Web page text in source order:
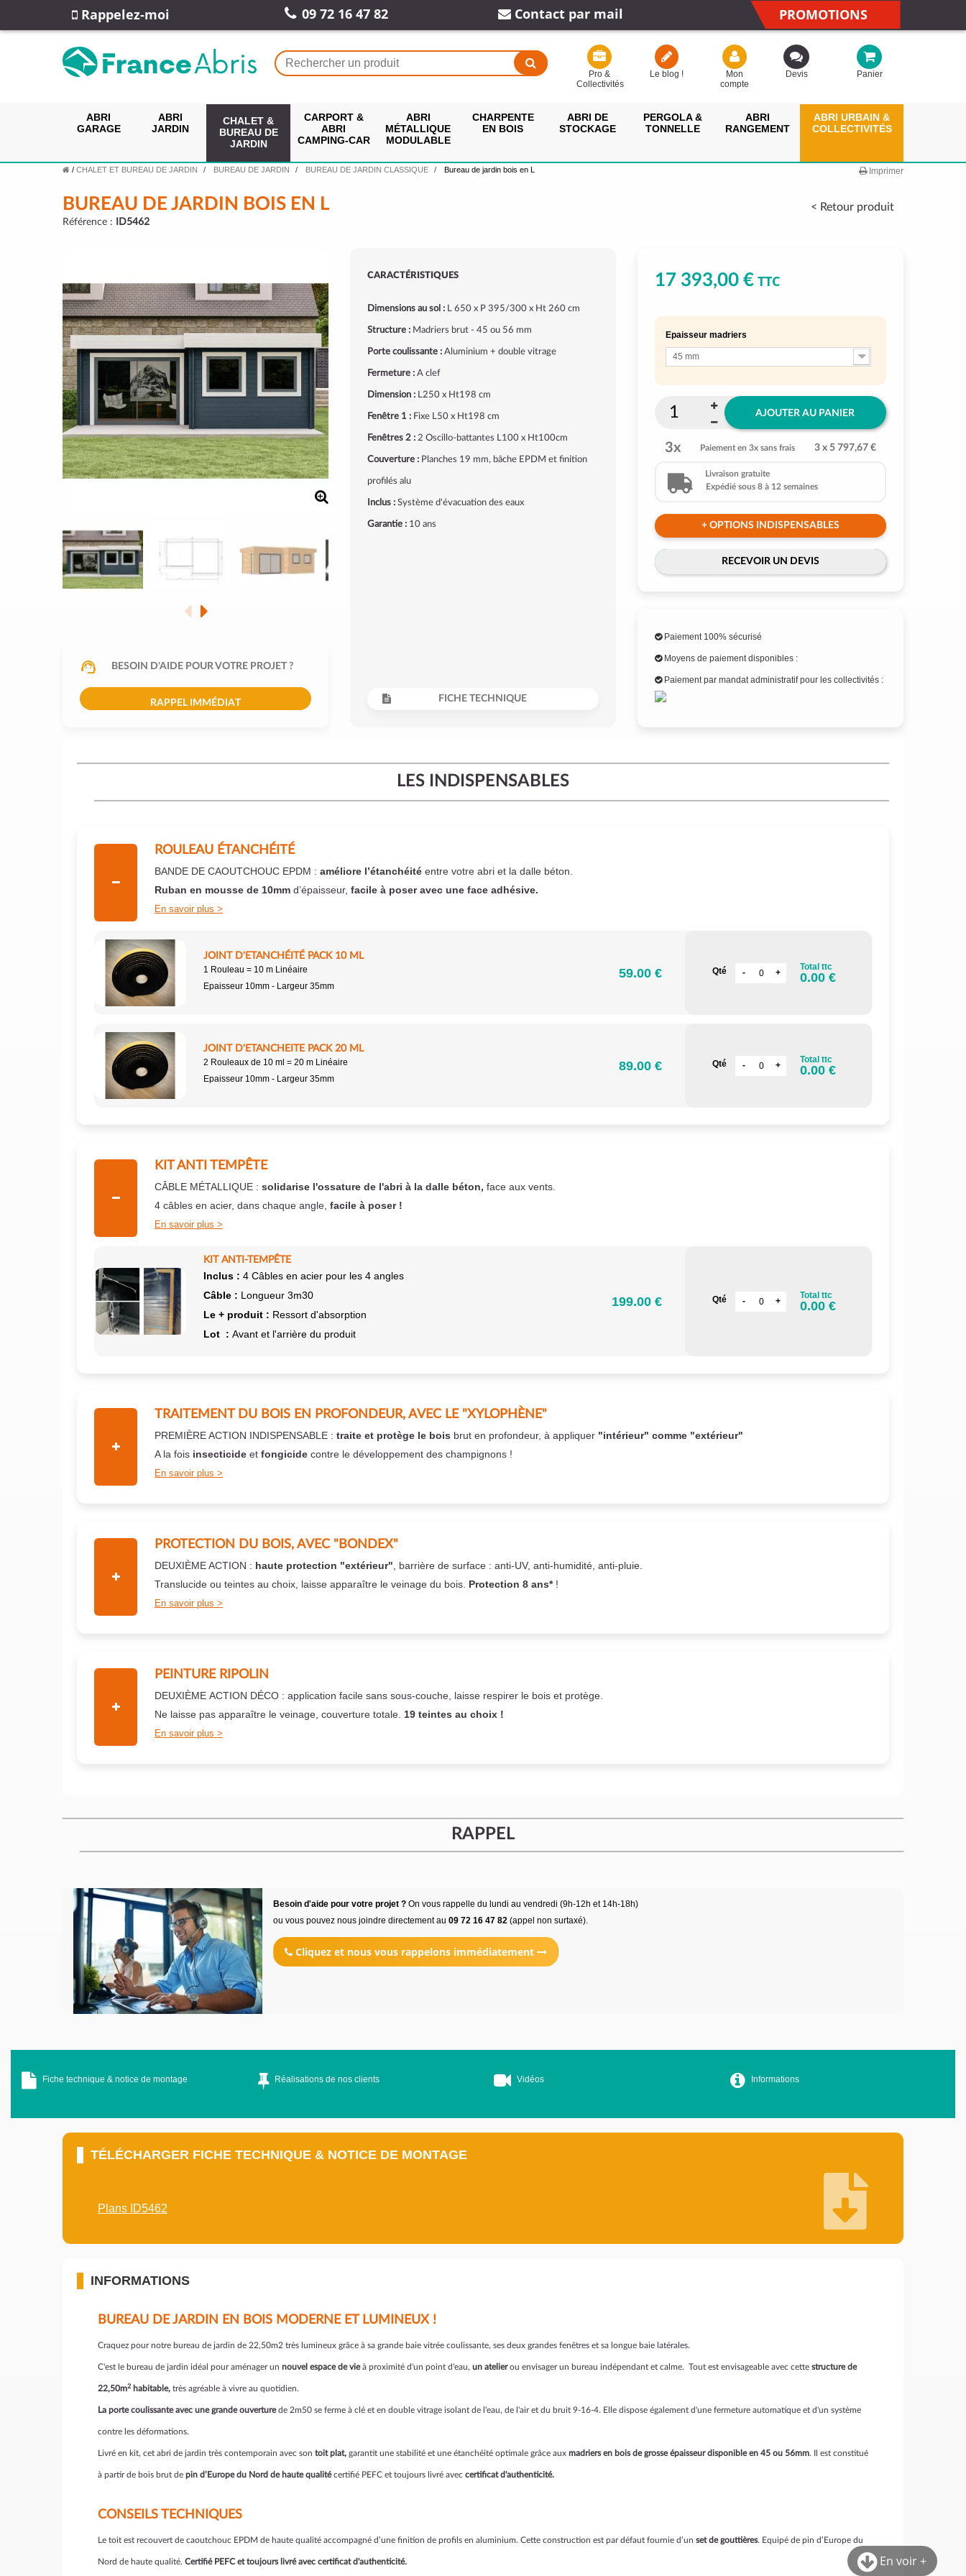
Rappelez-moi 09 72 16 47 82 Contact par mail PROMOTIONS
Pro &
Collectivités
Le blog !
Mon
compte
Devis Panier
ABRI
GARAGE
ABRI
JARDIN
CHALET &
BUREAU DE
JARDIN
CARPORT &
ABRI
CAMPING-CAR
ABRI
MÉTALLIQUE
MODULABLE
CHARPENTE
EN BOIS
ABRI DE
STOCKAGE
PERGOLA &
TONNELLE
ABRI
RANGEMENT
ABRI URBAIN &
COLLECTIVITÉS
/ CHALET ET BUREAU DE JARDIN BUREAU DE JARDIN BUREAU DE JARDIN CLASSIQUE Bureau de jardin bois en L Imprimer
< Retour produit
BUREAU DE JARDIN BOIS EN L
Référence : ID5462
BESOIN D'AIDE POUR VOTRE PROJET ?
RAPPEL IMMÉDIAT
CARACTÉRISTIQUES
Dimensions au sol :L 650 x P 395/300 x Ht 260 cm
Structure :Madriers brut - 45 ou 56 mm
Porte coulissante :Aluminium + double vitrage
Fermeture :A clef
Dimension :L250 x Ht198 cm
Fenêtre 1 :Fixe L50 x Ht198 cm
Fenêtres 2 :2 Oscillo-battantes L100 x Ht100cm
Couverture :Planches 19 mm, bâche EPDM et finition
profilés alu
Inclus :Système d'évacuation des eaux
Garantie :10 ans
FICHE TECHNIQUE
17 393,00 €TTC
Epaisseur madriers
45 mm
AJOUTER AU PANIER
3x Paiement en 3x sans frais 3 x 5 797,67 €
Livraison gratuite
Expédié sous 8 à 12 semaines
+ OPTIONS INDISPENSABLES
RECEVOIR UN DEVIS
Paiement 100% sécurisé
Moyens de paiement disponibles :
Paiement par mandat administratif pour les collectivités :
LES INDISPENSABLES
ROULEAU ÉTANCHÉITÉ
BANDE DE CAOUTCHOUC EPDM : améliore l’étanchéité entre votre abri et la dalle béton.
Ruban en mousse de 10mm d’épaisseur, facile à poser avec une face adhésive.
En savoir plus
JOINT D'ETANCHÉITÉ PACK 10 ML
1 Rouleau = 10 m Linéaire
Epaisseur 10mm - Largeur 35mm
59.00 € Qté Total ttc
0.00 €
JOINT D'ETANCHEITE PACK 20 ML
2 Rouleaux de 10 ml = 20 m Linéaire
Epaisseur 10mm - Largeur 35mm
89.00 € Qté Total ttc
0.00 €
KIT ANTI TEMPÊTE
CÂBLE MÉTALLIQUE : solidarise l'ossature de l'abri à la dalle béton, face aux vents.
4 câbles en acier, dans chaque angle, facile à poser !
En savoir plus
KIT ANTI-TEMPÊTE
Inclus : 4 Câbles en acier pour les 4 angles
Câble : Longueur 3m30
Le + produit : Ressort d'absorption
Lot : Avant et l'arrière du produit
199.00 € Qté Total ttc
0.00 €
TRAITEMENT DU BOIS EN PROFONDEUR, AVEC LE "XYLOPHÈNE"
PREMIÈRE ACTION INDISPENSABLE : traite et protège le bois brut en profondeur, à appliquer "intérieur" comme "extérieur"
A la fois insecticide et fongicide contre le développement des champignons !
En savoir plus
PROTECTION DU BOIS, AVEC "BONDEX"
DEUXIÈME ACTION : haute protection "extérieur" , barrière de surface : anti-UV, anti-humidité, anti-pluie.
Translucide ou teintes au choix, laisse apparaître le veinage du bois. Protection 8 ans*!
En savoir plus
PEINTURE RIPOLIN
DEUXIÈME ACTION DÉCO : application facile sans sous-couche, laisse respirer le bois et protège.
Ne laisse pas apparaître le veinage, couverture totale. 19 teintes au choix !
En savoir plus
RAPPEL
Besoin d'aide pour votre projet ?On vous rappelle du lundi au vendredi (9h-12h et 14h-18h)
ou vous pouvez nous joindre directement au 09 72 16 47 82(appel non surtaxé).
Cliquez et nous vous rappelons immédiatement
En voir +
Fiche technique & notice de montage Réalisations de nos clients Vidéos Informations
TÉLÉCHARGER FICHE TECHNIQUE & NOTICE DE MONTAGE
Plans ID5462
INFORMATIONS
BUREAU DE JARDIN EN BOIS MODERNE ET LUMINEUX !
Craquez pour notre bureau de jardin de 22,50m2 très lumineux grâce à sa grande baie vitrée coulissante, ses deux grandes fenêtres et sa longue baie latérales.
C'est le bureau de jardin idéal pour aménager un nouvel espace de vieà proximité d'un point d'eau, un atelierou envisager un bureau indépendant et calme. Tout est envisageable avec cette structure de
22,50m2 habitable, très agréable à vivre au quotidien.
La porte coulissante avec une grande ouverturede 2m50 se ferme à clé et en double vitrage isolant de l'eau, de l'air et du bruit 9-16-4. Elle dispose également d'une fermeture automatique et d'un système
contre les déformations.
Livré en kit, cet abri de jardin très contemporain avec son toit plat, garantit une stabilité et une étanchéité optimale grâce aux madriers en bois de grosse épaisseur disponible en 45 ou 56mm. Il est constitué
à partir de bois brut de pin d’Europe du Nord de haute qualitécertifié PEFC et toujours livré avec certificat d'authenticité.
CONSEILS TECHNIQUES
Le toit est recouvert de caoutchouc EPDM de haute qualité accompagné d’une finition de profils en aluminium. Cette construction est par défaut fournie d’un set de gouttières. Equipé de pin d’Europe du
Nord de haute qualité. Certifié PEFC et toujours livré avec certificat d'authenticité.